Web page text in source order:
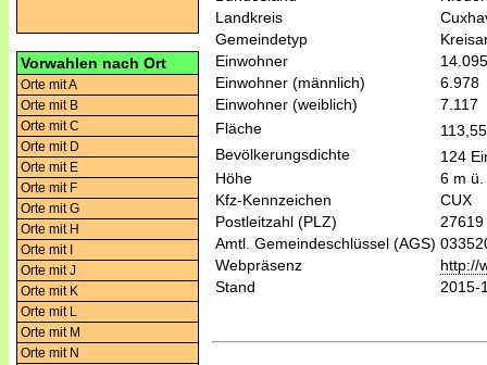
Vorwahlen nach Ort
Orte mit A
Orte mit B
Orte mit C
Orte mit D
Orte mit E
Orte mit F
Orte mit G
Orte mit H
Orte mit I
Orte mit J
Orte mit K
Orte mit L
Orte mit M
Orte mit N
Landkreis
Gemeindetyp
Einwohner
14.095
Einwohner (männlich)
6.978
Einwohner (weiblich)
7.117
Fläche
Bevölkerungsdichte
124
Höhe
6 m ü.
Kfz-Kennzeichen
CUX
Postleitzahl (PLZ)
27619
Amtl. Gemeindeschlüssel (AGS)
Webpräsenz
http://
Stand
2015-